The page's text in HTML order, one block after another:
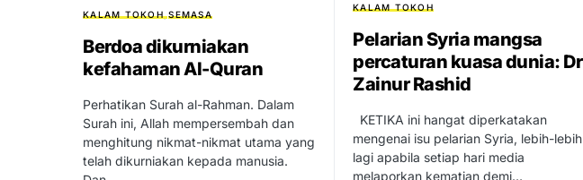
KALAM TOKOH SEMASA
Berdoa dikurniakan
kefahaman Al-Quran
Perhatikan Surah al-Rahman. Dalam
Surah ini, Allah mempersembah dan
menghitung nikmat-nikmat utama yang
telah dikurniakan kepada manusia.
KALAM TOKOH
Pelarian Syria mangsa
percaturan kuasa dunia: Dr
Zainur Rashid
KETIKA ini hangat diperkatakan
mengenai isu pelarian Syria, lebih-lebih
lagi apabila setiap hari media
melaporkan kematian demi…